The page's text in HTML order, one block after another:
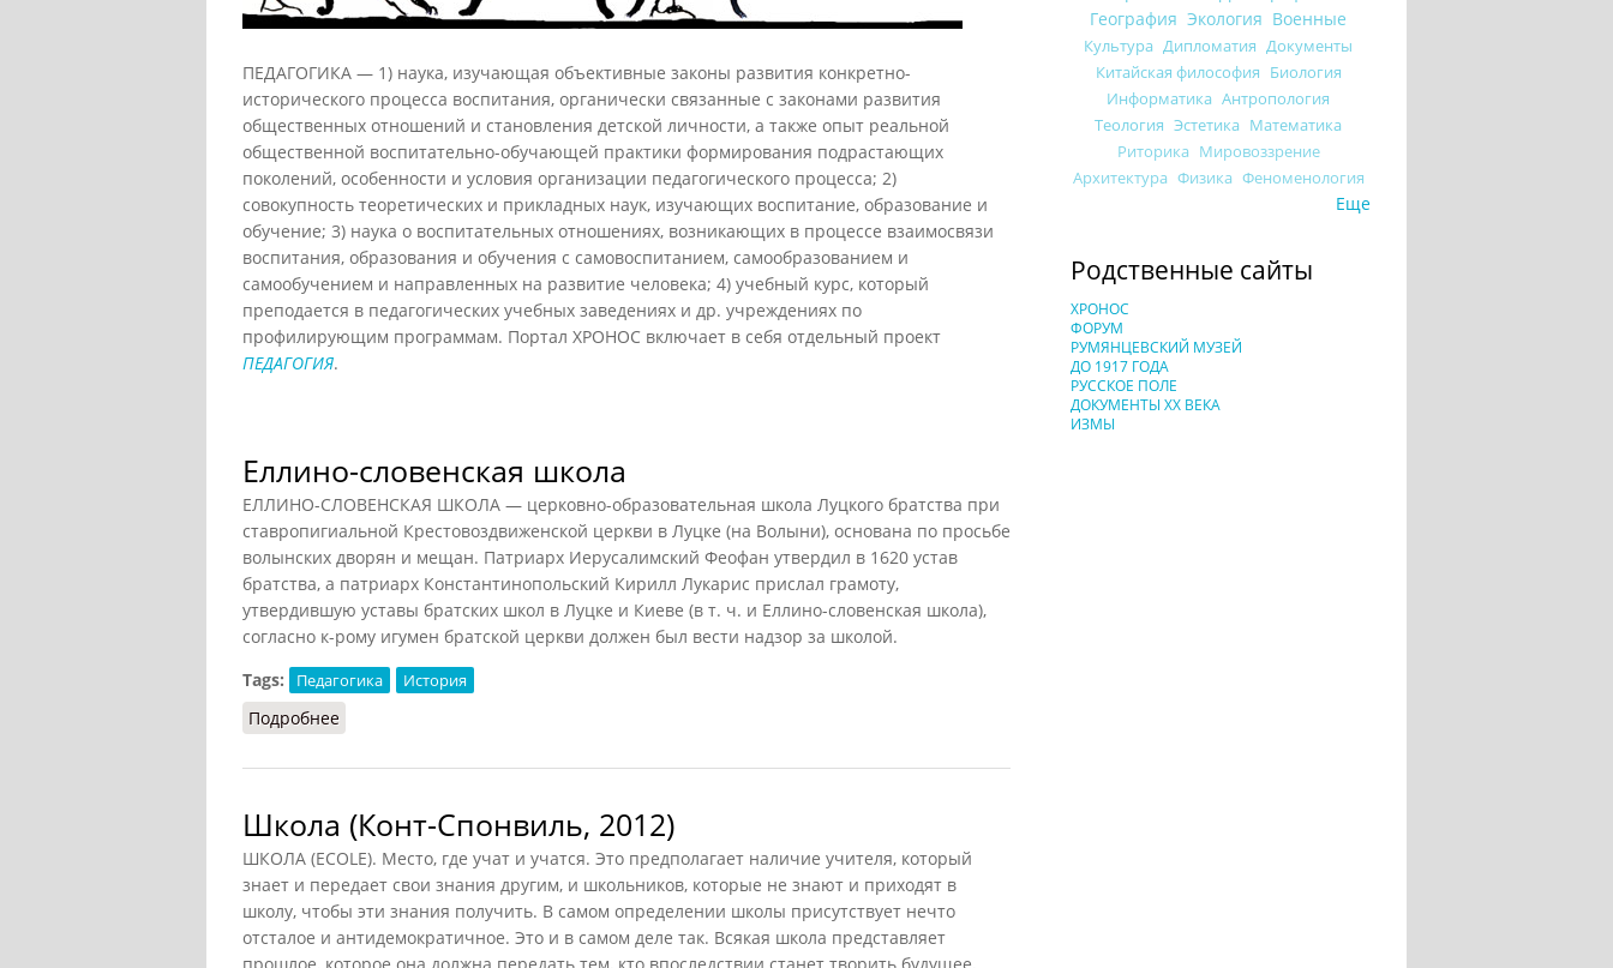
ПЕДАГОГИКА — 1) наука, изучающая объективные законы развития конкретно-
исторического процесса воспитания, органически связанные с законами развития
общественных отношений и становления детской личности, а также опыт реальной
общественной воспитательно-обучающей практики формирования подрастающих
поколений, особенности и условия организации педагогического процесса; 2)
совокупность теоретических и прикладных наук, изучающих воспитание, образование и
обучение; 3) наука о воспитательных отношениях, возникающих в процессе взаимосвязи
воспитания, образования и обучения с самовоспитанием, самообразованием и
самообучением и направленных на развитие человека; 4) учебный курс, который
преподается в педагогических учебных заведениях и др. учреждениях по
профилирующим программам. Портал ХРОНОС включает в себя отдельный проект
ПЕДАГОГИЯ.
Еллино-словенская школа
ЕЛЛИНО-СЛОВЕНСКАЯ ШКОЛА — церковно-образовательная школа Луцкого братства при
ставропигиальной Крестовоздвиженской церкви в Луцке (на Волыни), основана по просьбе
волынских дворян и мещан. Патриарх Иерусалимский Феофан утвердил в 1620 устав
братства, а патриарх Константинопольский Кирилл Лукарис прислал грамоту,
утвердившую уставы братских школ в Луцке и Киеве (в т. ч. и Еллино-словенская школа),
согласно к-рому игумен братской церкви должен был вести надзор за школой.
Tags:
Педагогика История
Подробнее
Школа (Конт-Спонвиль, 2012)
ШКОЛА (ECOLE). Место, где учат и учатся. Это предполагает наличие учителя, который
знает и передает свои знания другим, и школьников, которые не знают и приходят в
школу, чтобы эти знания получить. В самом определении школы присутствует нечто
отсталое и антидемократичное. Это и в самом деле так. Всякая школа представляет
География Экология Военные
Культура Дипломатия Документы
Китайская философия Биология
Информатика Антропология
Теология Эстетика Математика
Риторика Мировоззрение
Архитектура Физика Феноменология
Еще
Родственные сайты
ХРОНОС
ФОРУМ
РУМЯНЦЕВСКИЙ МУЗЕЙ
ДО 1917 ГОДА
РУССКОЕ ПОЛЕ
ДОКУМЕНТЫ XX ВЕКА
ИЗМЫ